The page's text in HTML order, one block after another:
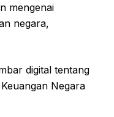
mengenai
negara,
digital tentang
Negara